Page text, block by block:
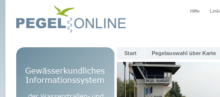
Hilfe
Start Pegelauswahl über Karte